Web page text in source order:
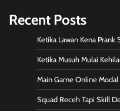
Recent Posts
Ketika Lawan Kena Prank
Ketika Musuh Mulai
Main Game Online Modal
Squad Receh Tapi Skill